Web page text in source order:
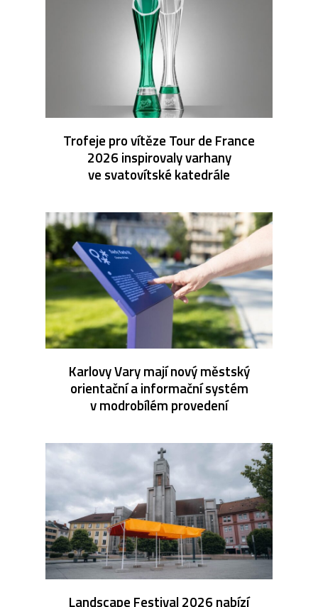
Trofeje pro vítěze Tour de France
2026 inspirovaly varhany
ve svatovítské katedrále
Karlovy Vary mají nový městský
orientační a informační systém
v modrobílém provedení
Landscape Festival 2026 nabízí